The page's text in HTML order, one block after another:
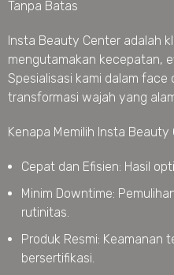
Tanpa Batas
Insta Beauty Center adalah
mengutamakan kecepatan,
Spesialisasi kami dalam
transformasi wajah yang
Kenapa Memilih Insta Beauty
Cepat dan Efisien: Hasil
Minim Downtime:
rutinitas.
Produk Resmi: Keamanan
bersertifikasi.